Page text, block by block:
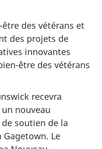
des vétérans et
des projets de
innovantes
être des vétérans
recevra
nouveau
soutien de la
Gagetown. Le